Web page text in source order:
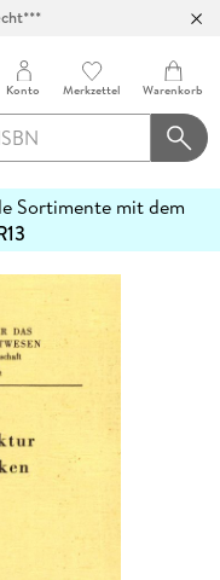
Konto Merkzettel Warenkorb
Sortimente mit dem